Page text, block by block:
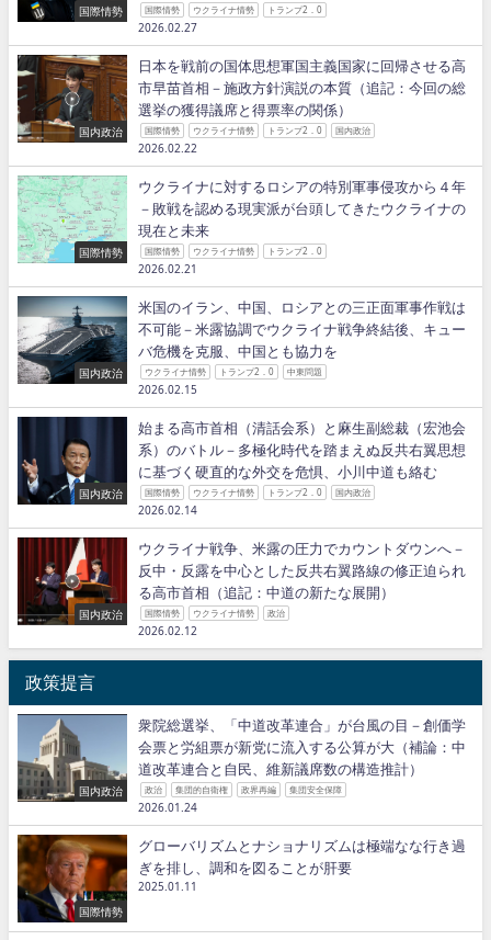
国際情勢 国際情勢 ウクライナ情勢 トランプ2．0
2026.02.27
国内政治
日本を戦前の国体思想軍国主義国家に回帰させる高
市早苗首相－施政方針演説の本質（追記：今回の総
選挙の獲得議席と得票率の関係）
国際情勢 ウクライナ情勢 トランプ2．0 国内政治
2026.02.22
国際情勢
ウクライナに対するロシアの特別軍事侵攻から４年
－敗戦を認める現実派が台頭してきたウクライナの
現在と未来
国際情勢 ウクライナ情勢 トランプ2．0
2026.02.21
国内政治
米国のイラン、中国、ロシアとの三正面軍事作戦は
不可能－米露協調でウクライナ戦争終結後、キュー
バ危機を克服、中国とも協力を
ウクライナ情勢 トランプ2．0 中東問題
2026.02.15
国内政治
始まる高市首相（清話会系）と麻生副総裁（宏池会
系）のバトル－多極化時代を踏まえぬ反共右翼思想
に基づく硬直的な外交を危惧、小川中道も絡む
国際情勢 ウクライナ情勢 トランプ2．0 国内政治
2026.02.14
国内政治
ウクライナ戦争、米露の圧力でカウントダウンへ－
反中・反露を中心とした反共右翼路線の修正迫られ
る高市首相（追記：中道の新たな展開）
国際情勢 ウクライナ情勢 政治
2026.02.12
政策提言
国内政治
衆院総選挙、「中道改革連合」が台風の目－創価学
会票と労組票が新党に流入する公算が大（補論：中
道改革連合と自民、維新議席数の構造推計）
政治 集団的自衛権 政界再編 集団安全保障
2026.01.24
国際情勢
グローバリズムとナショナリズムは極端なな行き過
ぎを排し、調和を図ることが肝要
2025.01.11